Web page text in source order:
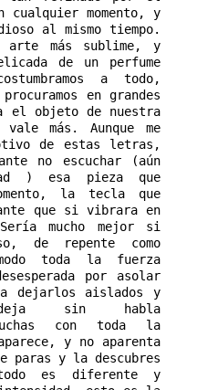
cualquier momento, y
al mismo tiempo.
arte más sublime, y
de un perfume
a todo,
en grandes
el objeto de nuestra
vale más. Aunque me
de estas letras,
no escuchar (aún
) esa pieza que
la tecla que
que si vibrara en
mucho mejor si
de repente como
toda la fuerza
por asolar
dejarlos aislados y
sin habla
con toda la
y no aparenta
y la descubres
es diferente y